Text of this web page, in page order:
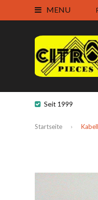
MENU
Seit 1999
Startseite